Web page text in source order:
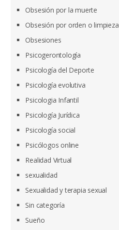
Obsesión por la muerte
Obsesión por orden o limpieza
Obsesiones
Psicogerontología
Psicología del Deporte
Psicología evolutiva
Psicologia Infantil
Psicología Jurídica
Psicología social
Psicólogos online
Realidad Virtual
sexualidad
Sexualidad y terapia sexual
Sin categoría
Sueño